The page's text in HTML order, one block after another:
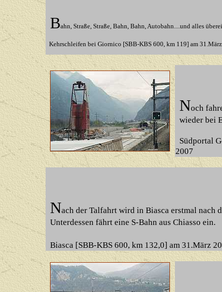
Bahn, Straße, Straße, Bahn, Bahn, Autobahn....und alles
Kehrschleifen bei Giornico [SBB-KBS 600, km 119] am
Noch
wieder bei
Südportal
2007
Nach der Talfahrt wird in Biasca erstmal nach
Unterdessen fährt eine S-Bahn aus Chiasso ein.
Biasca [SBB-KBS 600, km 132,0] am 31.März